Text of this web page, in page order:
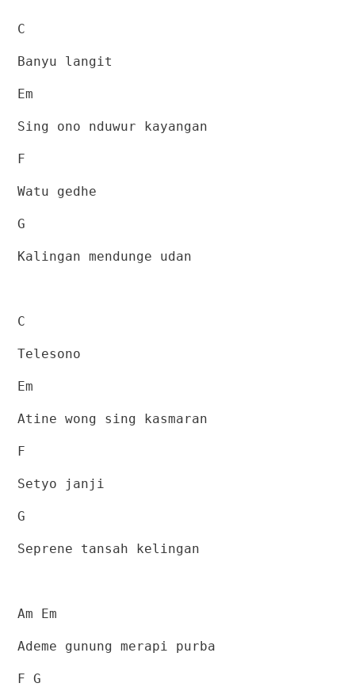
C
Banyu langit
Em
Sing ono nduwur kayangan
F
Watu gedhe
G
Kalingan mendunge udan
C
Telesono
Em
Atine wong sing kasmaran
F
Setyo janji
G
Seprene tansah kelingan
Am Em
Ademe gunung merapi purba
F G